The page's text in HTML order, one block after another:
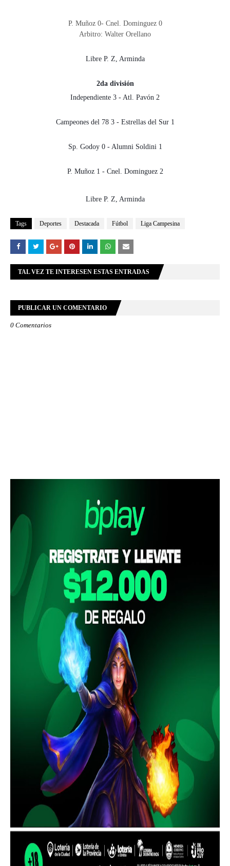
P. Muñoz 0- Cnel. Dominguez 0
Arbitro: Walter Orellano
Libre P. Z, Arminda
2da división
Independiente 3 - Atl. Pavón 2
Campeones del 78 3 - Estrellas del Sur 1
Sp. Godoy 0 - Alumni Soldini 1
P. Muñoz 1 - Cnel. Dominguez 2
Libre P. Z, Arminda
Tags Deportes Destacada Fútbol Liga Campesina
TAL VEZ TE INTERESEN ESTAS ENTRADAS
PUBLICAR UN COMENTARIO
0 Comentarios